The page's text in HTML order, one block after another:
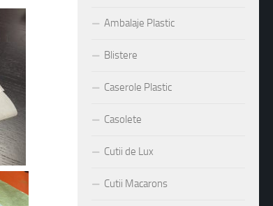
Ambalaje Plastic
Blistere
Caserole Plastic
Casolete
Cutii de Lux
Cutii Macarons